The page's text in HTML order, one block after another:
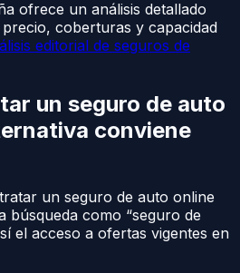
ofrece un análisis detallado
coberturas y capacidad
editorial de seguros de
un seguro de auto
conviene
un seguro de auto online
búsqueda como “seguro de
el acceso a ofertas vigentes en